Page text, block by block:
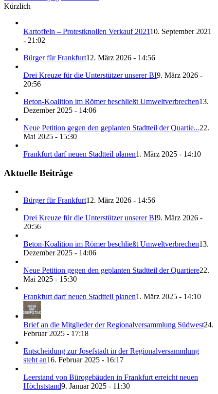
Kürzlich
Kartoffeln – Protestknollen Verkauf 202110. September 2021
- 21:02
Bürger für Frankfurt12. März 2026 - 14:56
Drei Kreuze für die Unterstützer unserer BI9. März 2026 -
20:56
Beton-Koalition im Römer beschließt Umweltverbrechen13.
Dezember 2025 - 14:06
Neue Petition gegen den geplanten Stadtteil der Quartie...22.
Mai 2025 - 15:30
Frankfurt darf neuen Stadtteil planen1. März 2025 - 14:10
Aktuelle Beiträge
Bürger für Frankfurt12. März 2026 - 14:56
Drei Kreuze für die Unterstützer unserer BI9. März 2026 -
20:56
Beton-Koalition im Römer beschließt Umweltverbrechen13.
Dezember 2025 - 14:06
Neue Petition gegen den geplanten Stadtteil der Quartiere22.
Mai 2025 - 15:30
Frankfurt darf neuen Stadtteil planen1. März 2025 - 14:10
Brief an die Mitglieder der Regionalversammlung Südwest24.
Februar 2025 - 17:18
Entscheidung zur Josefstadt in der Regionalversammlung
steht an16. Februar 2025 - 16:17
Leerstand von Bürogebäuden in Frankfurt erreicht neuen
Höchststand9. Januar 2025 - 11:30